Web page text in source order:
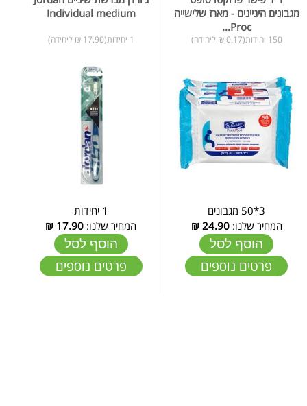
מגבונים היגיינים - מארז שלישייה
Proc...
150 יחידות(0.17 ₪ ליחידה)
3*50 מגבונים
המחיר שלנו:24.90
₪
הוסף לסל
פרטים נוספים
Individual medium
1 יחידות(17.90 ₪ ליחידה)
1 יחידות
המחיר שלנו: 17.90
₪
הוסף לסל
פרטים נוספים